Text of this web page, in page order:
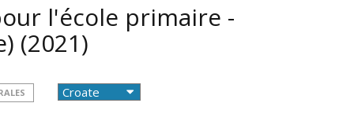
l'école primaire -
(2021)